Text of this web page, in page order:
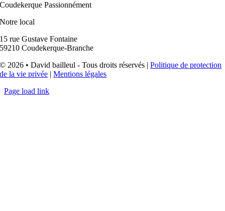
Coudekerque Passionnément
Notre local
15 rue Gustave Fontaine
59210 Coudekerque-Branche
© 2026 • David bailleul - Tous droits réservés |Politique de protection
de la vie privée |Mentions légales
Page load link